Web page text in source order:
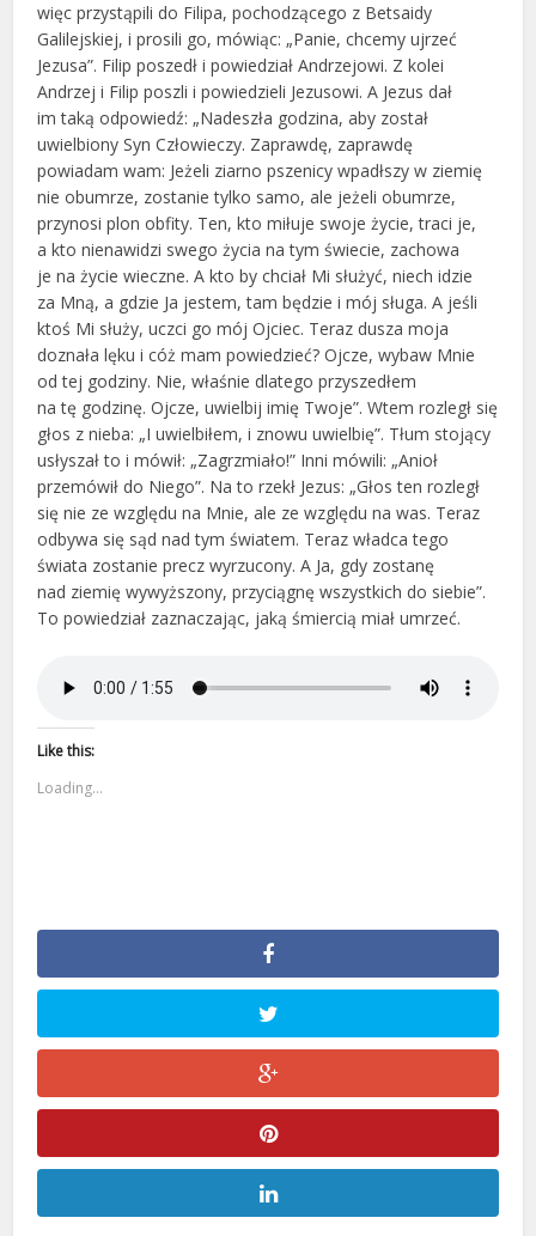
więc przystąpili do Filipa, pochodzącego z Betsaidy
Galilejskiej, i prosili go, mówiąc: „Panie, chcemy ujrzeć
Jezusa”. Filip poszedł i powiedział Andrzejowi. Z kolei
Andrzej i Filip poszli i powiedzieli Jezusowi. A Jezus dał
im taką odpowiedź: „Nadeszła godzina, aby został
uwielbiony Syn Człowieczy. Zaprawdę, zaprawdę
powiadam wam: Jeżeli ziarno pszenicy wpadłszy w ziemię
nie obumrze, zostanie tylko samo, ale jeżeli obumrze,
przynosi plon obfity. Ten, kto miłuje swoje życie, traci je,
a kto nienawidzi swego życia na tym świecie, zachowa
je na życie wieczne. A kto by chciał Mi służyć, niech idzie
za Mną, a gdzie Ja jestem, tam będzie i mój sługa. A jeśli
ktoś Mi służy, uczci go mój Ojciec. Teraz dusza moja
doznała lęku i cóż mam powiedzieć? Ojcze, wybaw Mnie
od tej godziny. Nie, właśnie dlatego przyszedłem
na tę godzinę. Ojcze, uwielbij imię Twoje”. Wtem rozległ się
głos z nieba: „I uwielbiłem, i znowu uwielbię”. Tłum stojący
usłyszał to i mówił: „Zagrzmiało!” Inni mówili: „Anioł
przemówił do Niego”. Na to rzekł Jezus: „Głos ten rozległ
się nie ze względu na Mnie, ale ze względu na was. Teraz
odbywa się sąd nad tym światem. Teraz władca tego
świata zostanie precz wyrzucony. A Ja, gdy zostanę
nad ziemię wywyższony, przyciągnę wszystkich do siebie”.
To powiedział zaznaczając, jaką śmiercią miał umrzeć.
Like this:
Loading...